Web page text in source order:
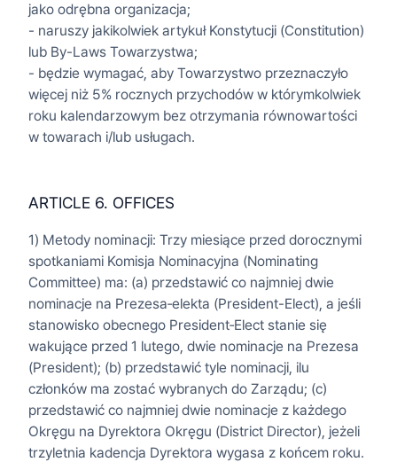
jako odrębna organizacja;
- naruszy jakikolwiek artykuł Konstytucji (Constitution)
lub By-Laws Towarzystwa;
- będzie wymagać, aby Towarzystwo przeznaczyło
więcej niż 5% rocznych przychodów w którymkolwiek
roku kalendarzowym bez otrzymania równowartości
w towarach i/lub usługach.
ARTICLE 6. OFFICES
1) Metody nominacji: Trzy miesiące przed dorocznymi
spotkaniami Komisja Nominacyjna (Nominating
Committee) ma: (a) przedstawić co najmniej dwie
nominacje na Prezesa‑elekta (President-Elect), a jeśli
stanowisko obecnego President‑Elect stanie się
wakujące przed 1 lutego, dwie nominacje na Prezesa
(President); (b) przedstawić tyle nominacji, ilu
członków ma zostać wybranych do Zarządu; (c)
przedstawić co najmniej dwie nominacje z każdego
Okręgu na Dyrektora Okręgu (District Director), jeżeli
trzyletnia kadencja Dyrektora wygasa z końcem roku.